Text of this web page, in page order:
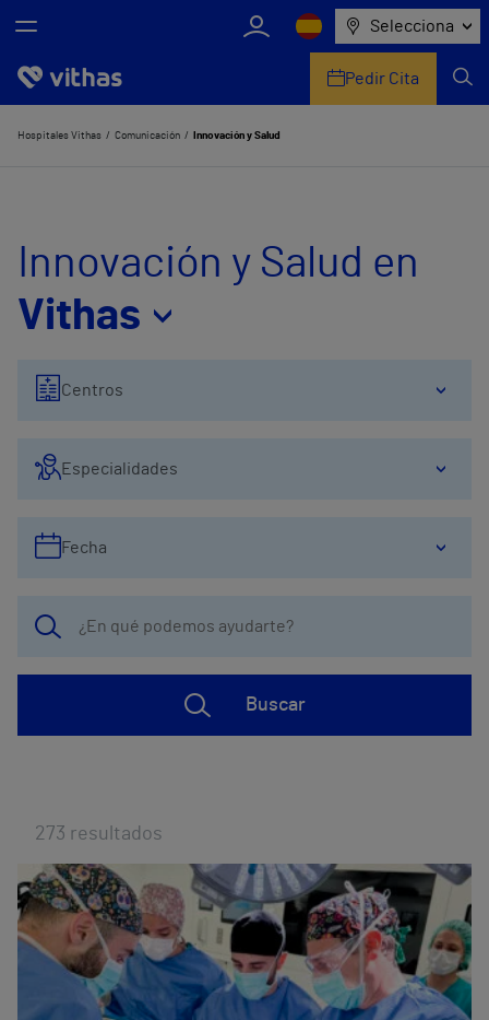
Selecciona
Nosotros
Comunicación
Pedir Cita
Hospitales Vithas Comunicación Innovación y Salud
Innovación y Salud en
Vithas
Centros
Especialidades
Fecha
Buscar
273 resultados